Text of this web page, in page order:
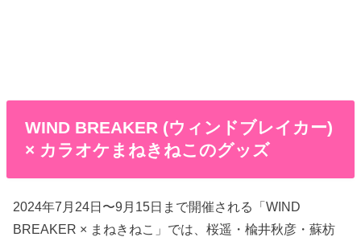
WIND BREAKER (ウィンドブレイカー)
× カラオケまねきねこのグッズ
2024年7月24日〜9月15日まで開催される「WIND
BREAKER × まねきねこ」では、桜遥・楡井秋彦・蘇枋